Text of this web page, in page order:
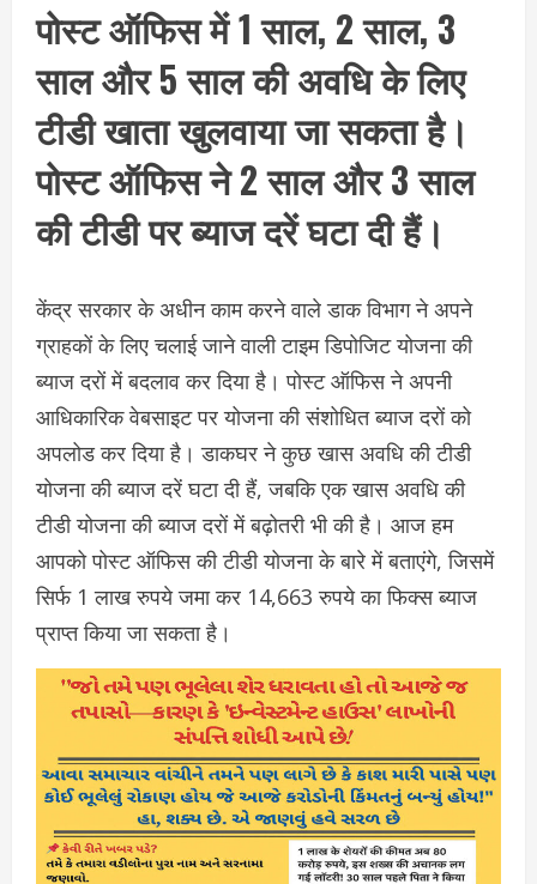
पोस्ट ऑफिस में 1 साल, 2 साल, 3
साल और 5 साल की अवधि के लिए
टीडी खाता खुलवाया जा सकता है।
पोस्ट ऑफिस ने 2 साल और 3 साल
की टीडी पर ब्याज दरें घटा दी हैं।
केंद्र सरकार के अधीन काम करने वाले डाक विभाग ने अपने
ग्राहकों के लिए चलाई जाने वाली टाइम डिपोजिट योजना की
ब्याज दरों में बदलाव कर दिया है। पोस्ट ऑफिस ने अपनी
आधिकारिक वेबसाइट पर योजना की संशोधित ब्याज दरों को
अपलोड कर दिया है। डाकघर ने कुछ खास अवधि की टीडी
योजना की ब्याज दरें घटा दी हैं, जबकि एक खास अवधि की
टीडी योजना की ब्याज दरों में बढ़ोतरी भी की है। आज हम
आपको पोस्ट ऑफिस की टीडी योजना के बारे में बताएंगे, जिसमें
सिर्फ 1 लाख रुपये जमा कर 14,663 रुपये का फिक्स ब्याज
प्राप्त किया जा सकता है।